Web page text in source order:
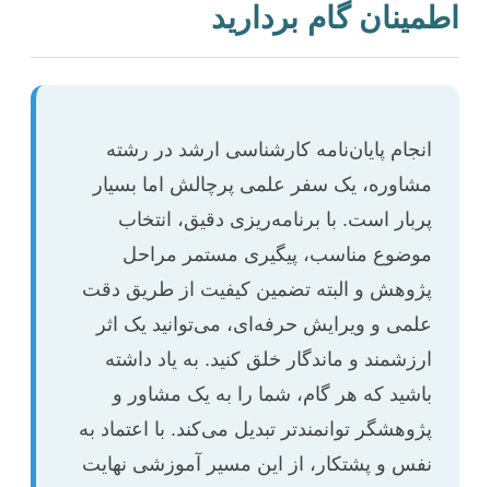
اطمینان گام بردارید
انجام پایان‌نامه کارشناسی ارشد در رشته
مشاوره، یک سفر علمی پرچالش اما بسیار
پربار است. با برنامه‌ریزی دقیق، انتخاب
موضوع مناسب، پیگیری مستمر مراحل
پژوهش و البته تضمین کیفیت از طریق دقت
علمی و ویرایش حرفه‌ای، می‌توانید یک اثر
ارزشمند و ماندگار خلق کنید. به یاد داشته
باشید که هر گام، شما را به یک مشاور و
پژوهشگر توانمندتر تبدیل می‌کند. با اعتماد به
نفس و پشتکار، از این مسیر آموزشی نهایت